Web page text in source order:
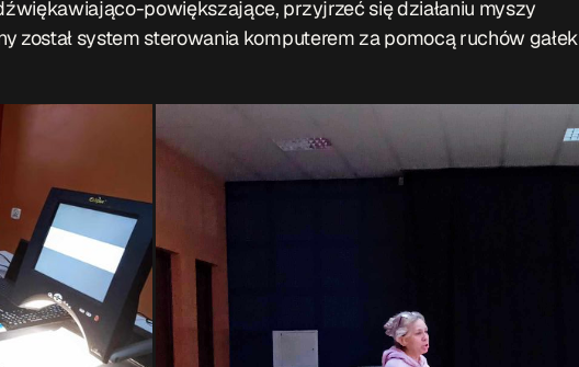
powiększające, przyjrzeć się działaniu myszy
został system sterowania komputerem za pomocą ruchów gałek